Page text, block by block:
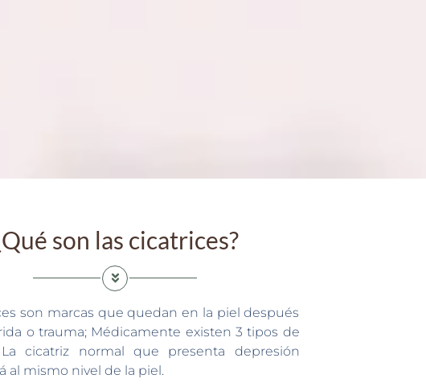
son las cicatrices?
son marcas que quedan en la piel después
o trauma; Médicamente existen 3 tipos de
La cicatriz normal que presenta depresión
al mismo nivel de la piel.